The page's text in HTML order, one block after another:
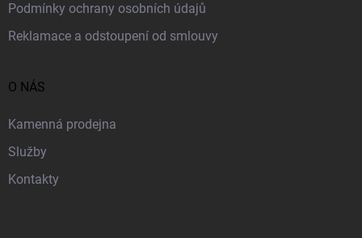
Podmínky ochrany osobních údajů
Reklamace a odstoupení od smlouvy
O NÁS
Kamenná prodejna
Služby
Kontakty